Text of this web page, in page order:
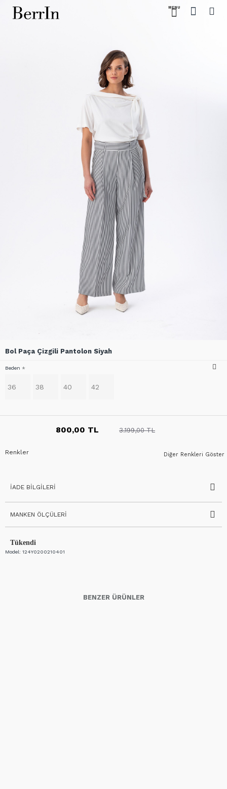
Bol Paça Çizgili Pantolon Siyah
Tükendi
Model: 124Y0200210401
800,00 TL 3.199,00 TL
Beden
36 38 40 42
Diğer Renkleri Göster
Renkler
İADE BILGILERI
MANKEN ÖLÇÜLERI
BENZER ÜRÜNLER